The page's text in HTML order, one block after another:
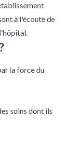
à l'écoute de
la force du
soins dont ils